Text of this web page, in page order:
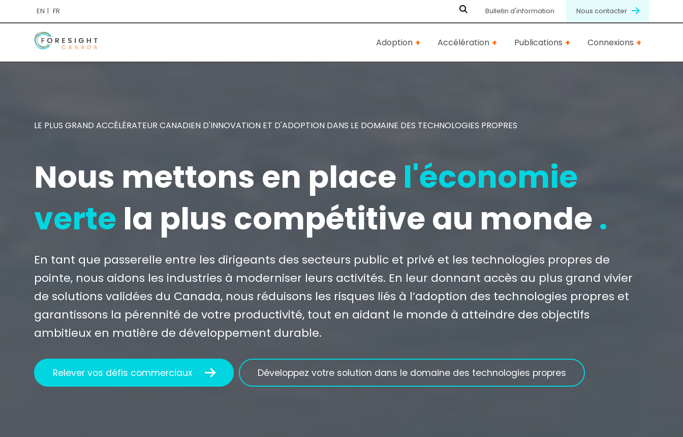
EN FR Bulletin d'information Nous contacter
Adoption Accélération Publications Connexions
LE PLUS GRAND ACCÉLÉRATEUR CANADIEN D'INNOVATION ET D'ADOPTION DANS LE DOMAINE DES TECHNOLOGIES PROPRES
Nous mettons en place l'économie
verte la plus compétitive au monde.
En tant que passerelle entre les dirigeants des secteurs public et privé et les technologies propres de
pointe, nous aidons les industries à moderniser leurs activités. En leur donnant accès au plus grand vivier
de solutions validées du Canada, nous réduisons les risques liés à l’adoption des technologies propres et
garantissons la pérennité de votre productivité, tout en aidant le monde à atteindre des objectifs
ambitieux en matière de développement durable.
Relever vos défis commerciaux Développez votre solution dans le domaine des technologies propres